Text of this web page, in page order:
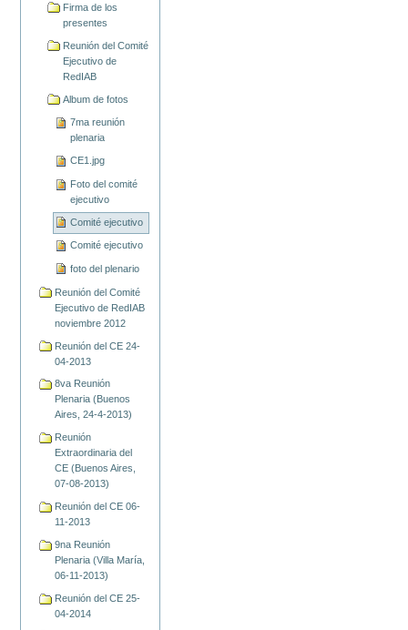
Firma de los
presentes
Reunión del Comité
Ejecutivo de
RedIAB
Album de fotos
7ma reunión
plenaria
CE1.jpg
Foto del comité
ejecutivo
Comité ejecutivo
Comité ejecutivo
foto del plenario
Reunión del Comité
Ejecutivo de RedIAB
noviembre 2012
Reunión del CE 24-
04-2013
8va Reunión
Plenaria (Buenos
Aires, 24-4-2013)
Reunión
Extraordinaria del
CE (Buenos Aires,
07-08-2013)
Reunión del CE 06-
11-2013
9na Reunión
Plenaria (Villa María,
06-11-2013)
Reunión del CE 25-
04-2014